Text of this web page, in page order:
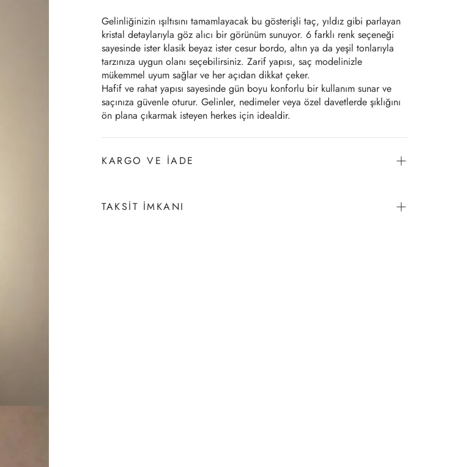
Gelinliğinizin ışıltısını tamamlayacak bu gösterişli taç, yıldız gibi parlayan
kristal detaylarıyla göz alıcı bir görünüm sunuyor. 6 farklı renk seçeneği
sayesinde ister klasik beyaz ister cesur bordo, altın ya da yeşil tonlarıyla
tarzınıza uygun olanı seçebilirsiniz. Zarif yapısı, saç modelinizle
mükemmel uyum sağlar ve her açıdan dikkat çeker.
Hafif ve rahat yapısı sayesinde gün boyu konforlu bir kullanım sunar ve
saçınıza güvenle oturur. Gelinler, nedimeler veya özel davetlerde şıklığını
ön plana çıkarmak isteyen herkes için idealdir.
KARGO VE İADE
sisteme eklenir, böylece siparişinizi kolayca takip edebilirsiniz. İade
TAKSİT İMKANI